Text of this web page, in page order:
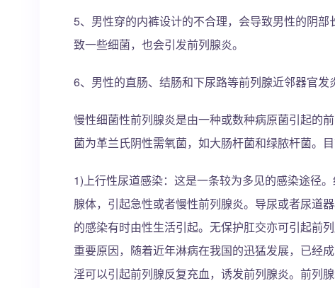
5、男性穿的内裤设计的不合理，会导致男性的阴
致一些细菌，也会引发前列腺炎。
6、男性的直肠、结肠和下尿路等前列腺近邻器官发
慢性细菌性前列腺炎是由一种或数种病原菌引起的
菌为革兰氏阴性需氧菌，如大肠杆菌和绿脓杆菌。
1)上行性尿道感染：这是一条较为多见的感染途径
腺体，引起急性或者慢性前列腺炎。导尿或者尿道
的感染有时由性生活引起。无保护肛交亦可引起前
重要原因，随着近年淋病在我国的迅猛发展，已经
淫可以引起前列腺反复充血，诱发前列腺炎。前列